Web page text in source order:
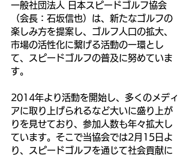
一般社団法人 日本スピードゴルフ協会
（会長：石坂信也）は、新たなゴルフの
楽しみ方を提案し、ゴルフ人口の拡大、
市場の活性化に繋げる活動の一環とし
て、スピードゴルフの普及に努めていま
す。
2014年より活動を開始し、多くのメディ
アに取り上げられるなど大いに盛り上が
りを見せており、参加人数も年々拡大し
ています。そこで当協会では2月15日よ
り、スピードゴルフを通じて社会貢献に